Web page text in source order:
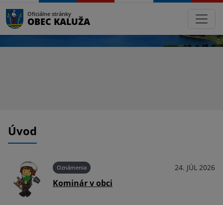
Oficiálne stránky
OBEC KALUŽA
Úvod
Oznámenia 24. JÚL 2026
Kominár v obci